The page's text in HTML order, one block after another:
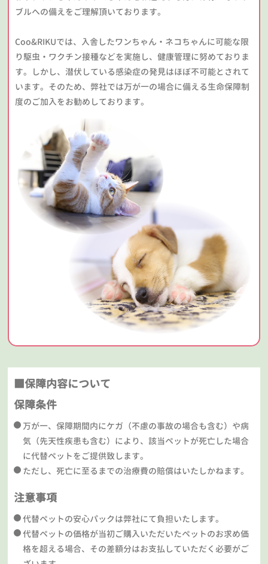
ブルへの備えをご理解頂いております。
Coo&RIKUでは、入舎したワンちゃん・ネコちゃんに可能な限
り駆虫・ワクチン接種などを実施し、健康管理に努めておりま
す。しかし、潜伏している感染症の発見はほぼ不可能とされて
います。そのため、弊社では万が一の場合に備える生命保障制
度のご加入をお勧めしております。
■保障内容について
保障条件
万が一、保障期間内にケガ（不慮の事故の場合も含む）や病
気（先天性疾患も含む）により、該当ペットが死亡した場合
に代替ペットをご提供致します。
ただし、死亡に至るまでの治療費の賠償はいたしかねます。
注意事項
代替ペットの安心パックは弊社にて負担いたします。
代替ペットの価格が当初ご購入いただいたペットのお求め価
格を超える場合、その差額分はお支払していただく必要がご